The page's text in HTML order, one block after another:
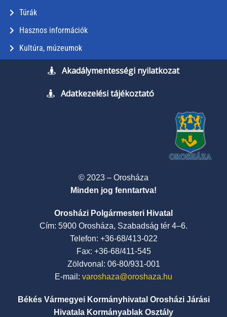
Túrák
Hasznos információk
Kultúra, múzeumok
Akadálymentességi nyilatkozat
Adatkezelési tájékoztató
© 2023 – Orosháza
Minden jog fenntartva!
Orosházi Polgármesteri Hivatal
Cím: 5900 Orosháza, Szabadság tér 4–6.
Telefon: +36-68/413-022
Fax: +36-68/411-545
Zöldvonal: 06-80/931-001
E-mail: varoshaza@oroshaza.hu
Békés Vármegyei Kormányhivatal Orosházi Járási
Hivatala Kormányablak Osztály